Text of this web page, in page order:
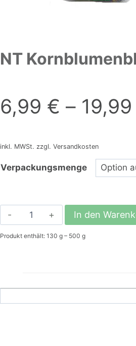
NT
6,99 € – 19,99
inkl. MWSt. zzgl. Versandkosten
Verpackungsmenge
NT
Kornblumenblüten
Menge
In den
Produkt enthält: 130 g – 500 g